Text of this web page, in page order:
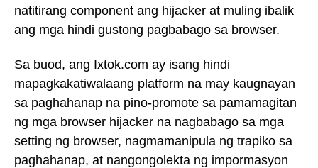
natitirang component ang hijacker at muling ibalik
ang mga hindi gustong pagbabago sa browser.
Sa buod, ang Ixtok.com ay isang hindi
mapagkakatiwalaang platform na may kaugnayan
sa paghahanap na pino-promote sa pamamagitan
ng mga browser hijacker na nagbabago sa mga
setting ng browser, nagmamanipula ng trapiko sa
paghahanap, at nangongolekta ng impormasyon